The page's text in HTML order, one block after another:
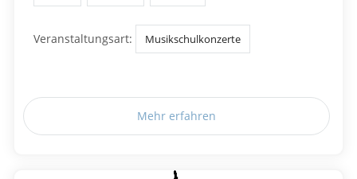
Veranstaltungsart: Musikschulkonzerte
Mehr erfahren